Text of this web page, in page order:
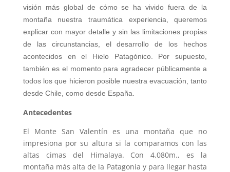
visión más global de cómo se ha vivido fuera de la
montaña nuestra traumática experiencia, queremos
explicar con mayor detalle y sin las limitaciones propias
de las circunstancias, el desarrollo de los hechos
acontecidos en el Hielo Patagónico. Por supuesto,
también es el momento para agradecer públicamente a
todos los que hicieron posible nuestra evacuación, tanto
desde Chile, como desde España.
Antecedentes
El Monte San Valentín es una montaña que no
impresiona por su altura si la comparamos con las
altas cimas del Himalaya. Con 4.080m., es la
montaña más alta de la Patagonia y para llegar hasta